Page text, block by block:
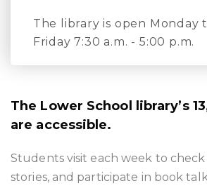
The library is open Monday
Friday 7:30 a.m. - 5:00 p.m.
The Lower School library’s
are accessible.
Students visit each week to
stories, and participate in book